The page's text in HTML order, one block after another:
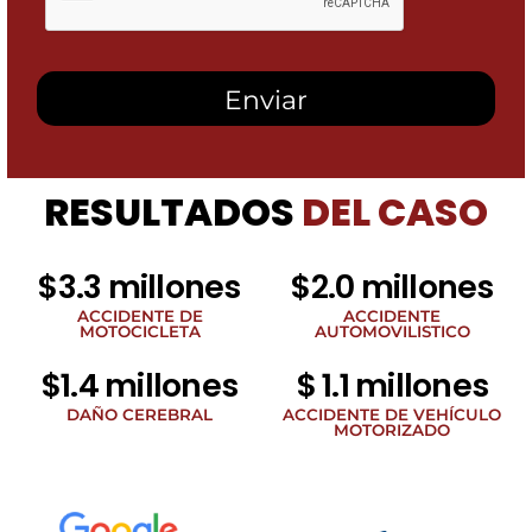
recibir
mensajes
SMS
Law
Group
relacionados
noticias
legales
número
teléfono
proporcionado
los
RESULTADOS DEL CASO
$3.3 millones
ACCIDENTE DE
MOTOCICLETA
$2.0 millones
ACCIDENTE
AUTOMOVILISTICO
$1.4 millones
DAÑO CEREBRAL
$ 1.1 millones
ACCIDENTE DE VEHÍCULO
MOTORIZADO